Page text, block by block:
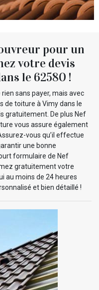
pour un
votre devis
le 62580 !
sans payer, mais avec
de toiture à Vimy dans le
gratuitement. De plus Nef
vous assure également
vous qu’il effectue
une bonne
formulaire de Nef
gratuitement votre
au moins de 24 heures
et bien détaillé !